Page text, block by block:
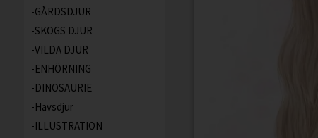
GÅRDSDJUR
SKOGS DJUR
VILDA DJUR
ENHÖRNING
DINOSAURIE
Havsdjur
ILLUSTRATION